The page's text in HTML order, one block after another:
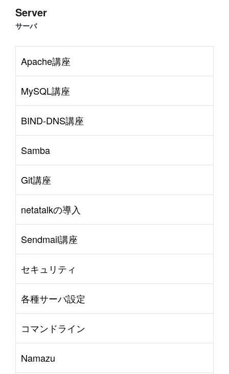
Server
サーバ
Apache講座
MySQL講座
BIND-DNS講座
Samba
Git講座
netatalkの導入
Sendmail講座
セキュリティ
各種サーバ設定
コマンドライン
Namazu